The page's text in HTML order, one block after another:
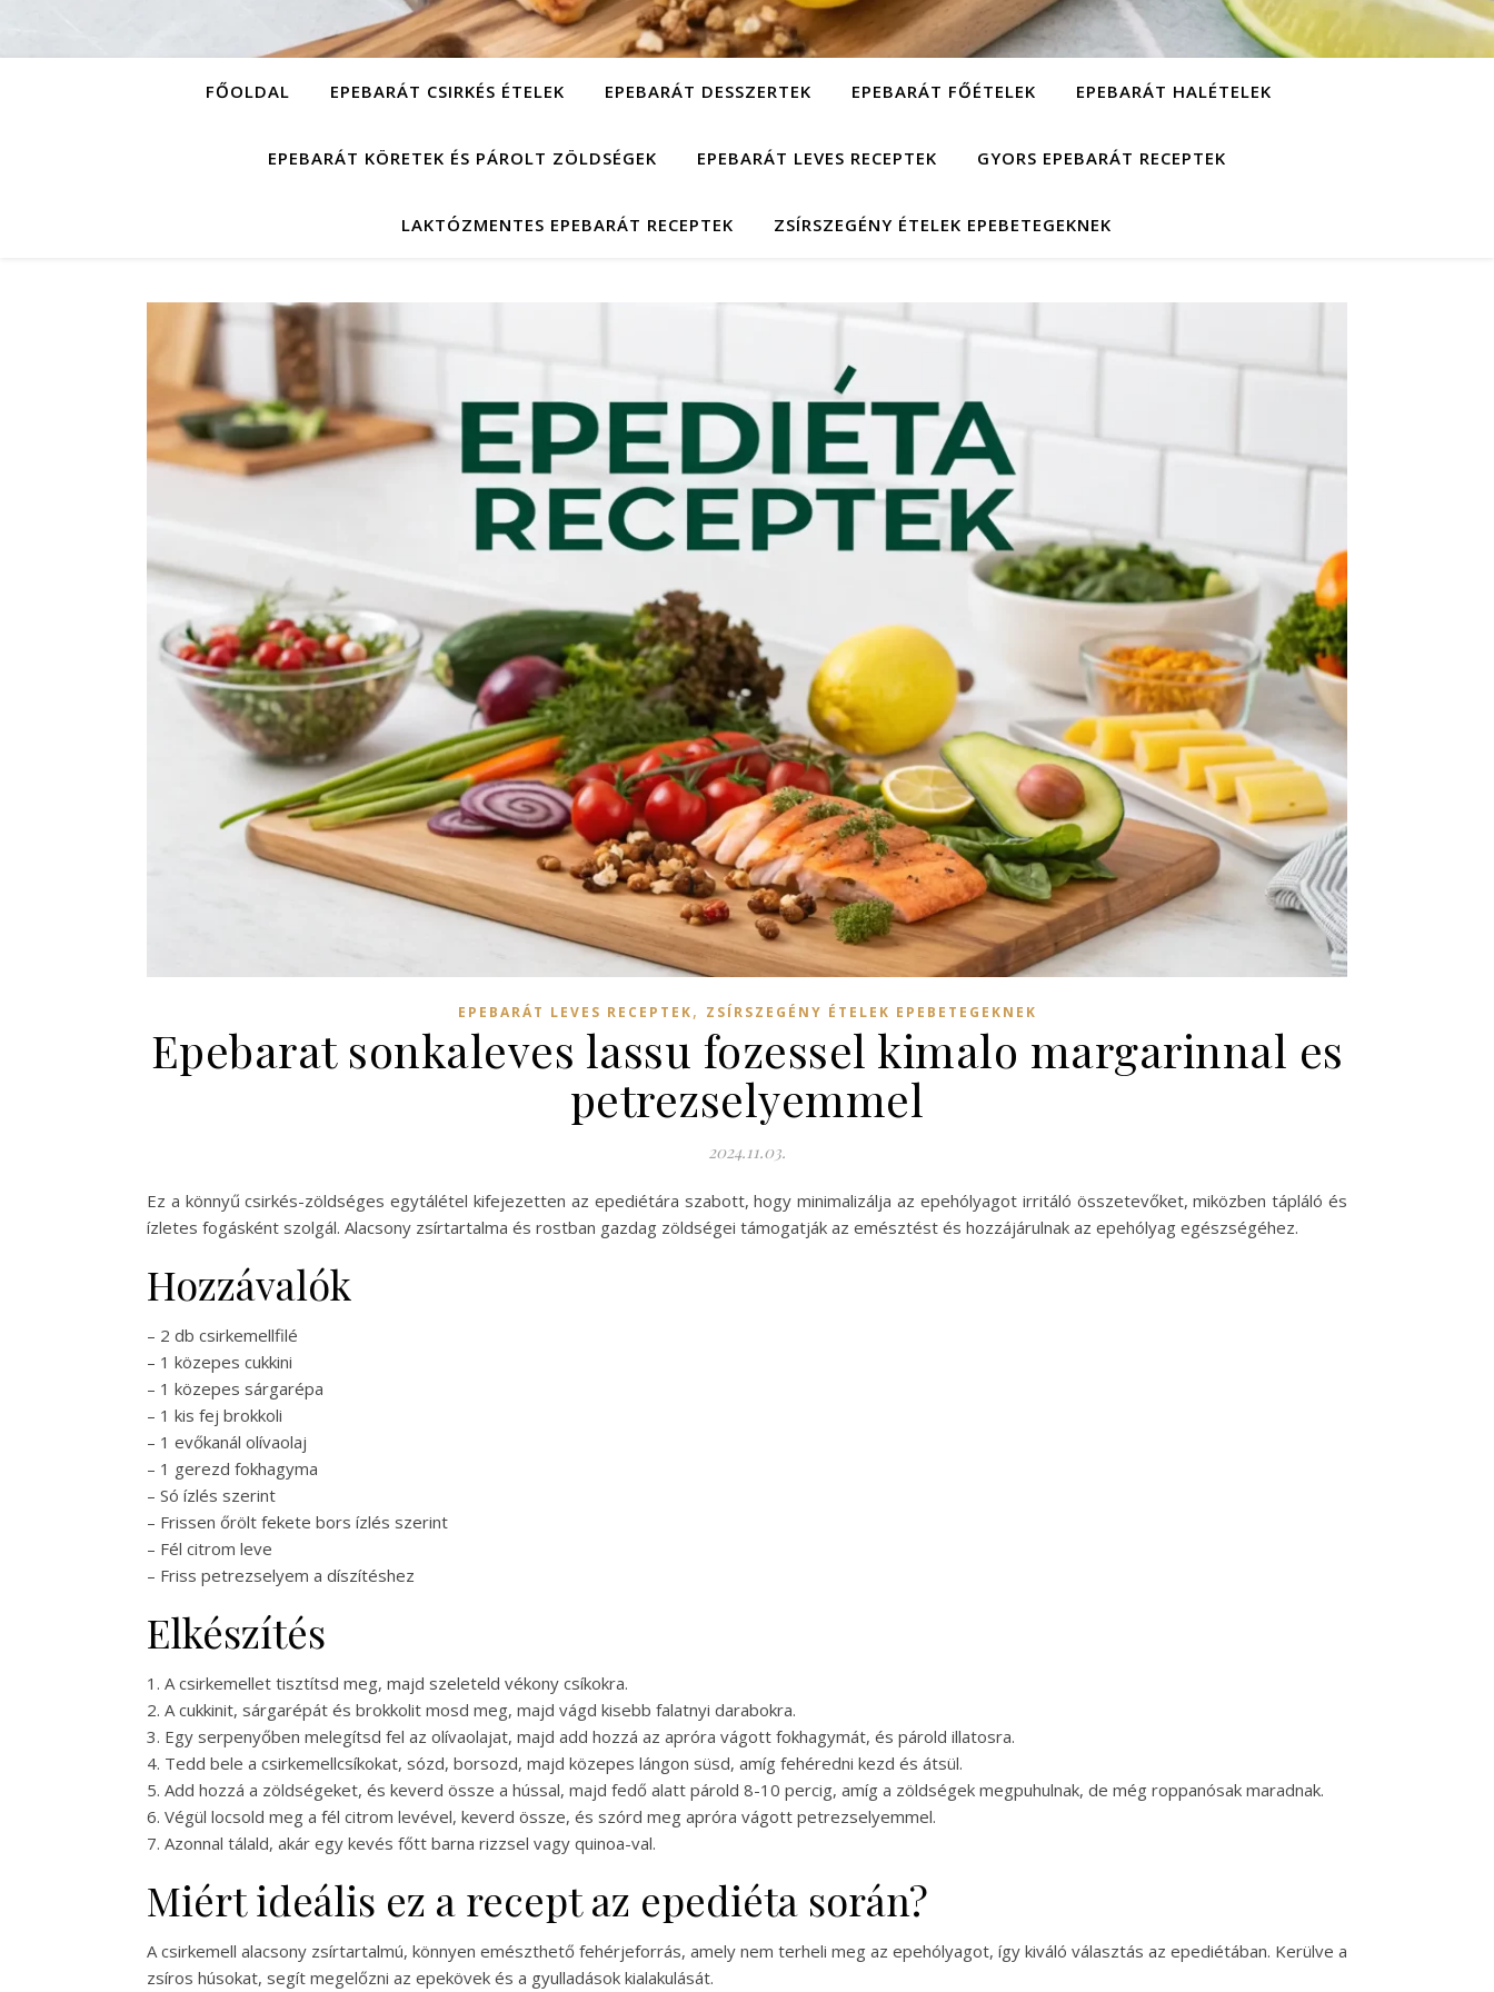
FŐOLDAL EPEBARÁT CSIRKÉS ÉTELEK EPEBARÁT DESSZERTEK EPEBARÁT FŐÉTELEK EPEBARÁT HALÉTELEK
EPEBARÁT KÖRETEK ÉS PÁROLT ZÖLDSÉGEK EPEBARÁT LEVES RECEPTEK GYORS EPEBARÁT RECEPTEK
LAKTÓZMENTES EPEBARÁT RECEPTEK ZSÍRSZEGÉNY ÉTELEK EPEBETEGEKNEK
EPEBARÁT LEVES RECEPTEK, ZSÍRSZEGÉNY ÉTELEK EPEBETEGEKNEK
Epebarat sonkaleves lassu fozessel kimalo margarinnal es
petrezselyemmel
2024.11.03.
Ez a könnyű csirkés-zöldséges egytálétel kifejezetten az epediétára szabott, hogy minimalizálja az epehólyagot irritáló összetevőket, miközben tápláló és
ízletes fogásként szolgál. Alacsony zsírtartalma és rostban gazdag zöldségei támogatják az emésztést és hozzájárulnak az epehólyag egészségéhez.
Hozzávalók
– 2 db csirkemellfilé
– 1 közepes cukkini
– 1 közepes sárgarépa
– 1 kis fej brokkoli
– 1 evőkanál olívaolaj
– 1 gerezd fokhagyma
– Só ízlés szerint
– Frissen őrölt fekete bors ízlés szerint
– Fél citrom leve
– Friss petrezselyem a díszítéshez
Elkészítés
1. A csirkemellet tisztítsd meg, majd szeleteld vékony csíkokra.
2. A cukkinit, sárgarépát és brokkolit mosd meg, majd vágd kisebb falatnyi darabokra.
3. Egy serpenyőben melegítsd fel az olívaolajat, majd add hozzá az apróra vágott fokhagymát, és párold illatosra.
4. Tedd bele a csirkemellcsíkokat, sózd, borsozd, majd közepes lángon süsd, amíg fehéredni kezd és átsül.
5. Add hozzá a zöldségeket, és keverd össze a hússal, majd fedő alatt párold 8-10 percig, amíg a zöldségek megpuhulnak, de még roppanósak maradnak.
6. Végül locsold meg a fél citrom levével, keverd össze, és szórd meg apróra vágott petrezselyemmel.
7. Azonnal tálald, akár egy kevés főtt barna rizzsel vagy quinoa-val.
Miért ideális ez a recept az epediéta során?
A csirkemell alacsony zsírtartalmú, könnyen emészthető fehérjeforrás, amely nem terheli meg az epehólyagot, így kiváló választás az epediétában. Kerülve a
zsíros húsokat, segít megelőzni az epekövek és a gyulladások kialakulását.